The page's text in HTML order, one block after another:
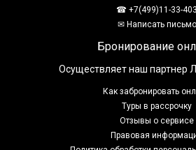
☎ +7(499)11-33-403
✉ Написать письмо
Бронирование
Осуществляет наш партнер
Как забронировать
Туры в рассрочку
Отзывы о сервисе
Правовая